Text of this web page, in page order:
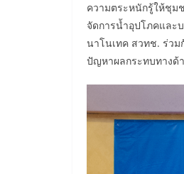
ความตระหนักรู้ให้ชุม
จัดการน้ำอุปโภคและ
นาโนเทค สวทช. ร่ว
ปัญหาผลกระทบทางด้